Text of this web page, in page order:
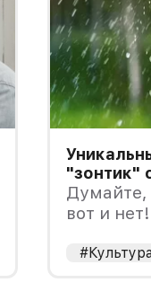
"зонтик"
Думайте,
вот и нет!
#Культура